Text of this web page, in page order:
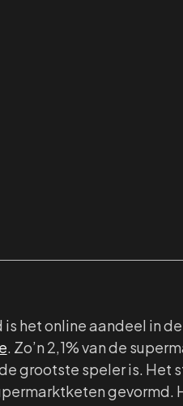
is het online aandeel in
. Zo’n 2,1% van de
grootste speler is. Het
gevormd.